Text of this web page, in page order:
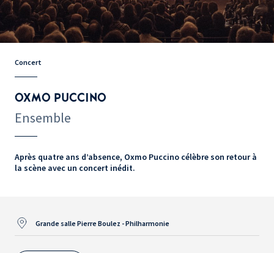
Concert
OXMO PUCCINO
Ensemble
Après quatre ans d’absence, Oxmo Puccino célèbre son retour à
la scène avec un concert inédit.
Grande salle Pierre Boulez - Philharmonie